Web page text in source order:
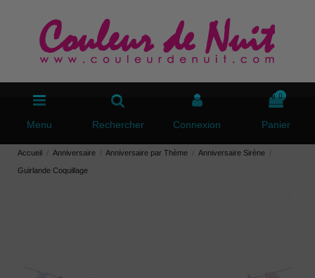
Menu Rechercher Connexion
0
Panier
Accueil Anniversaire Anniversaire par Thème Anniversaire Sirène
Guirlande Coquillage